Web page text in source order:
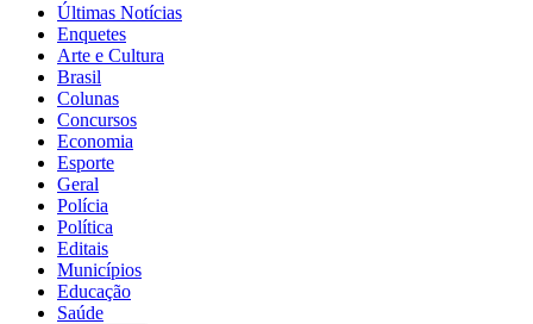
Últimas Notícias
Enquetes
Arte e Cultura
Brasil
Colunas
Concursos
Economia
Esporte
Geral
Polícia
Política
Editais
Municípios
Educação
Saúde